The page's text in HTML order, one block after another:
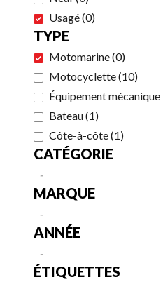
Usagé(0)
TYPE
Motomarine(0)
Motocyclette(10)
Équipement mécanique
Bateau(1)
Côte-à-côte(1)
CATÉGORIE
-
MARQUE
-
ANNÉE
-
ÉTIQUETTES